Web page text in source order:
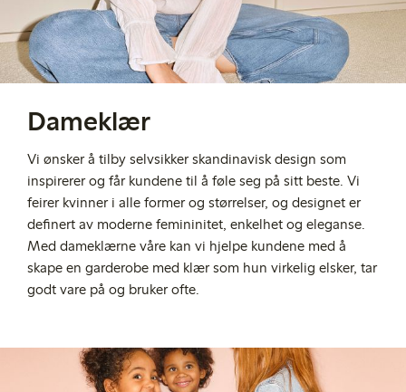
Dameklær
Vi ønsker å tilby selvsikker skandinavisk design som
inspirerer og får kundene til å føle seg på sitt beste. Vi
feirer kvinner i alle former og størrelser, og designet er
definert av moderne femininitet, enkelhet og eleganse.
Med dameklærne våre kan vi hjelpe kundene med å
skape en garderobe med klær som hun virkelig elsker, tar
godt vare på og bruker ofte.